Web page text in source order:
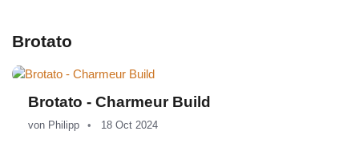
Brotato
Brotato - Charmeur Build
von Philipp 18 Oct 2024